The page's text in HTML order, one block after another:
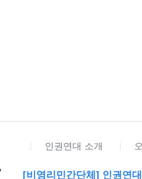
인권연대 소개
[비영리민간단체] 인권연대